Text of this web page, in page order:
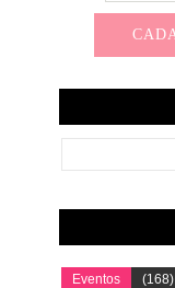
Eventos (168)